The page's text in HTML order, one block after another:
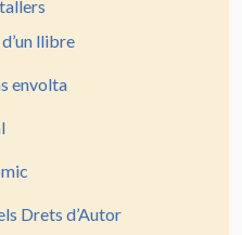
Itinerari
personal
llibre
envolta
Drets d’Autor